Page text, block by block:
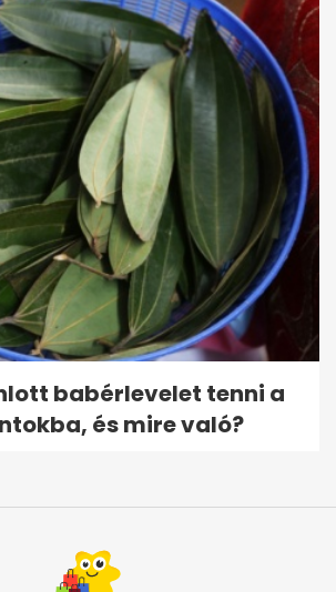
babérlevelet tenni a
és mire való?